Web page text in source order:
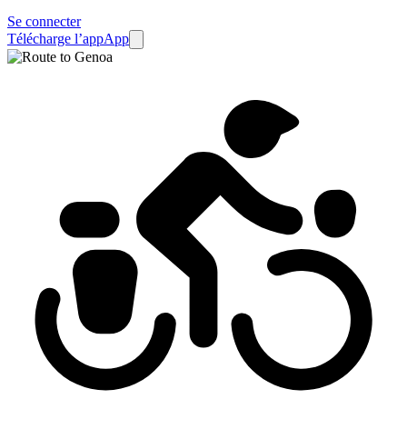
Se connecter
Télécharge l’appApp